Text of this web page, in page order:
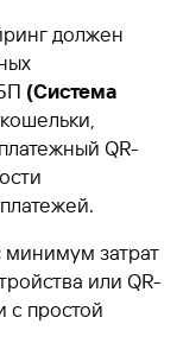
должен
(Система
QR-
минимум затрат
или QR-
с простой